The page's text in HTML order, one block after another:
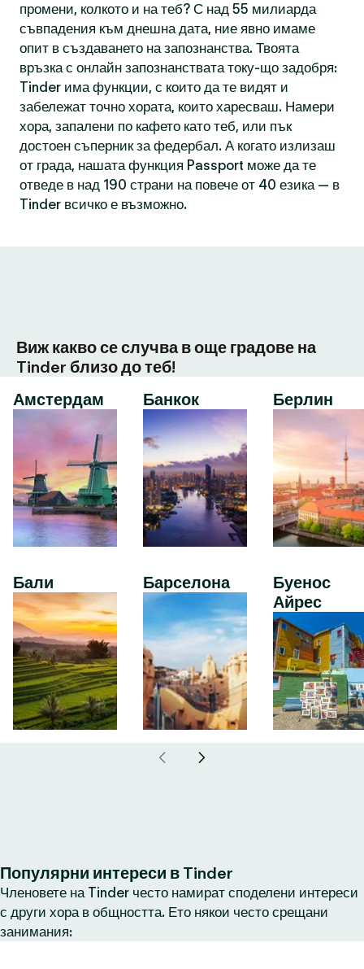
промени, колкото и на теб? С над 55 милиарда
съвпадения към днешна дата, ние явно имаме
опит в създаването на запознанства. Твоята
връзка с онлайн запознанствата току-що задобря:
Tinder има функции, с които да те видят и
забележат точно хората, които харесваш. Намери
хора, запалени по кафето като теб, или пък
достоен съперник за федербал. А когато излизаш
от града, нашата функция Passport може да те
отведе в над 190 страни на повече от 40 езика — в
Tinder всичко е възможно.
Виж какво се случва в още градове на
Tinder близо до теб!
Амстердам
Бали
Банкок
Барселона
Берлин
Буенос
Айрес
Популярни интереси в Tinder
Членовете на Tinder често намират споделени интереси
с други хора в общността. Ето някои често срещани
занимания: